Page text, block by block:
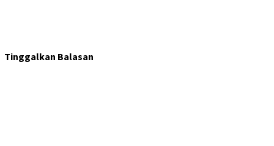
Tinggalkan Balasan